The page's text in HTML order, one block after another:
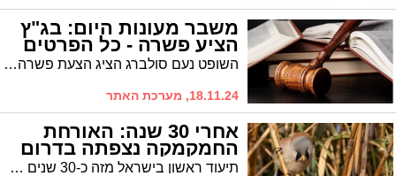
משבר מעונות היום: בג"ץ
הציע פשרה - כל הפרטים
השופט נעם סולברג הציג הצעת פשרה לפיה "שר העבודה יפרסם תבחינים לכלל האוכלוסייה תוך חודש, בהתאם להנחיות של היועצת המשפטית לממשלה... במקביל, תקופת מעבר נוספת של עוד שלושה חודשים לאותם תלמידים במוסדות התורניים"
18.11.24, מערכת האתר
אחרי 30 שנה: האורחת
החמקמקה נצפתה בדרום
תיעוד ראשון בישראל מזה כ-30 שנים של שפמתן, ציפור שיר חמקמקה וצבעונית שנעלמה זה מכבר מנופי ארצנו